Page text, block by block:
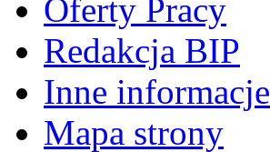
Oferty Pracy
Redakcja BIP
Inne informacje
Mapa strony